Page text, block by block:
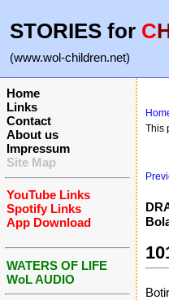
STORIES for C
(www.wol-children.net)
Home
Links
Contact
About us
Impressum
Site Map
YouTube Links
Spotify Links
App Download
WATERS OF LIFE
WoL AUDIO
This